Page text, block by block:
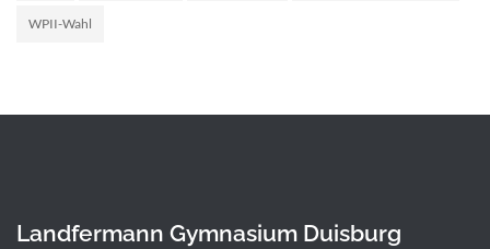
WPII-Wahl
Landfermann Gymnasium Duisburg